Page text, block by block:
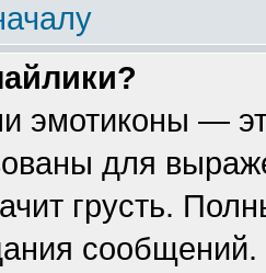
эмотиконы —
для
грусть.
сообщений.